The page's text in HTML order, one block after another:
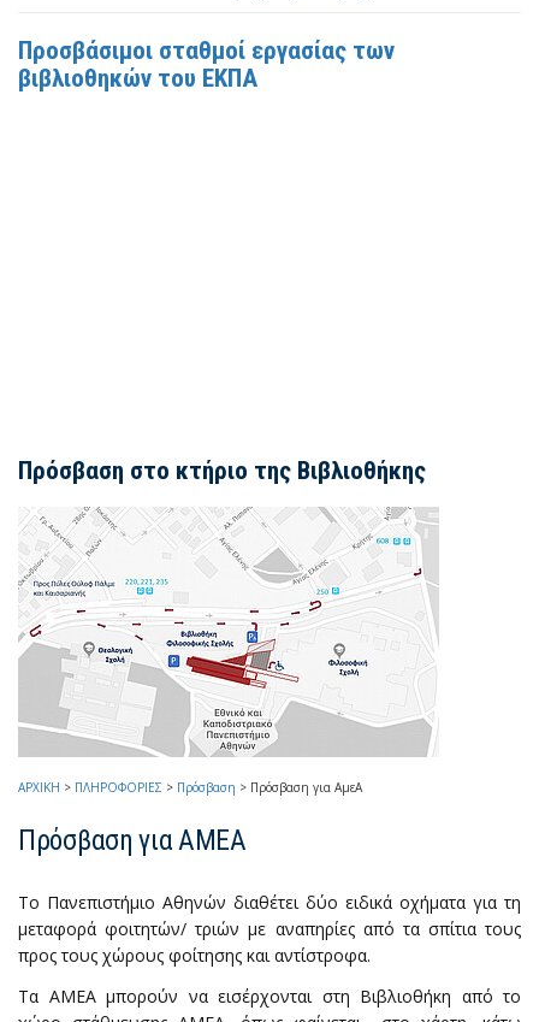
Προσβάσιμοι σταθμοί εργασίας των
βιβλιοθηκών του ΕΚΠΑ
Πρόσβαση στο κτήριο της Βιβλιοθήκης
ΑΡΧΙΚΗ > ΠΛΗΡΟΦΟΡΙΕΣ > Πρόσβαση > Πρόσβαση για ΑμεΑ
Πρόσβαση για ΑΜΕΑ
Το Πανεπιστήμιο Αθηνών διαθέτει δύο ειδικά οχήματα για τη
μεταφορά φοιτητών/ τριών με αναπηρίες από τα σπίτια τους
προς τους χώρους φοίτησης και αντίστροφα.
Τα ΑΜΕΑ μπορούν να εισέρχονται στη Βιβλιοθήκη από το